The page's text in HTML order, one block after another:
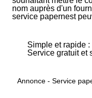
nom auprès d'un
service papernest
Simple et rapide
Service gratuit et
Annonce - Service